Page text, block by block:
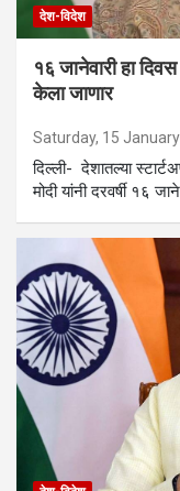
देश-विदेश
१६ जानेवारी हा
केला जाणार
Saturday, 15
दिल्ली- देशातल्या
मोदी यांनी दरवर्षी १६